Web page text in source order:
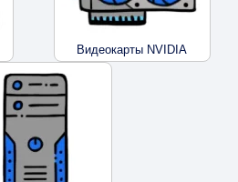
Видеокарты NVIDIA